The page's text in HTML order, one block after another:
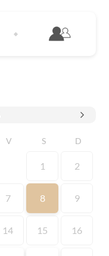
V S D
1 2
7 8 9
14 15 16